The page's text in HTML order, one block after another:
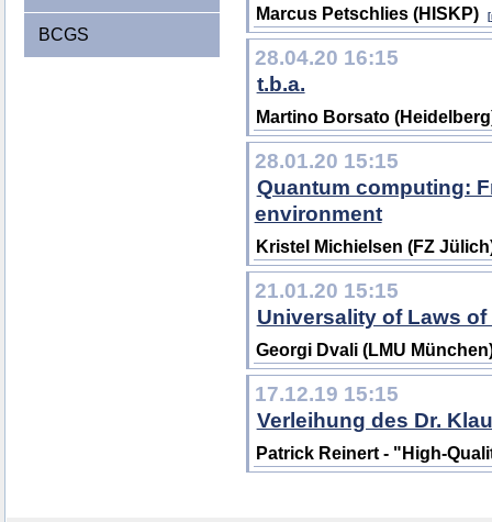
BCGS
Marcus Petschlies (HISKP)
28.04.20 16:15
t.b.a.
Martino Borsato
28.01.20 15:15
Quantum computing:
environment
Kristel Michielsen (FZ
21.01.20 15:15
Universality of Laws
Georgi Dvali (LMU
17.12.19 15:15
Verleihung des Dr.
Patrick Reinert - "High-